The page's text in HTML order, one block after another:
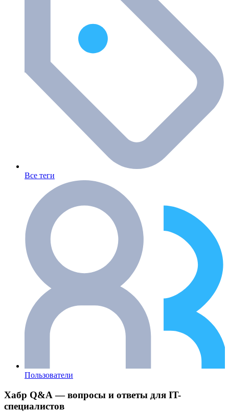
Все теги
Пользователи
Хабр Q&A — вопросы и ответы для IT-
специалистов